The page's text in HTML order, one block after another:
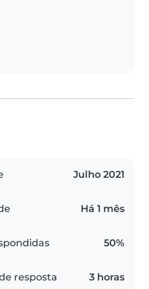
Julho 2021
Há 1 mês
50%
resposta 3 horas